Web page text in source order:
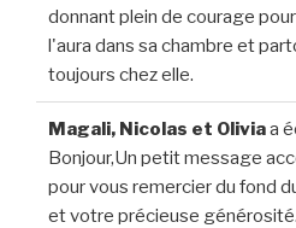
donnant plein de courage
l'aura dans sa chambre et
toujours chez elle.
Magali, Nicolas et Oliviaa
Bonjour,Un petit message
pour vous remercier du fond
et votre précieuse